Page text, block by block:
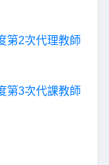
第2次代理教師
第3次代課教師